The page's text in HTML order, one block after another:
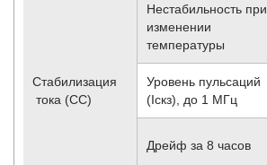
Стабилизация
тока (CC)
Нестабильность при
изменении
температуры
Уровень пульсаций
(Iскз), до 1 МГц
Дрейф за 8 часов